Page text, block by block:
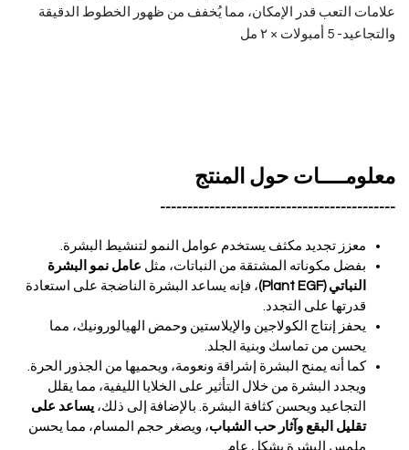
علامات التعب قدر الإمكان، مما يُخفف من ظهور الخطوط الدقيقة
والتجاعيد- 5
أمبولات × ٢ مل
معلومــــات حول المنتج
-------------------------------------------
معزز تجديد مكثف يستخدم عوامل النمو لتنشيط البشرة.
بفضل مكوناته المشتقة من النباتات، مثل عامل نمو البشرة
النباتي (Plant EGF)
، فإنه يساعد البشرة الناضجة على استعادة
قدرتها على التجدد.
يحفز إنتاج الكولاجين والإيلاستين وحمض الهيالورونيك، مما
يحسن من تماسك وبنية الجلد.
كما أنه يمنح البشرة إشراقة ونعومة، ويحميها من الجذور الحرة.
ويجدد البشرة من خلال التأثير على الخلايا الليفية، مما يقلل
التجاعيد ويحسن كثافة البشرة. بالإضافة إلى ذلك، يساعد على
تقليل البقع وآثار حب الشباب، ويصغر حجم المسام، مما يحسن
ملمس البشرة بشكل عام.